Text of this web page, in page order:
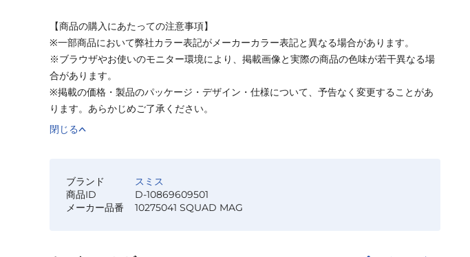
【商品の購入にあたっての注意事項】
※一部商品において弊社カラー表記がメーカーカラー表記と異なる場合があります。
※ブラウザやお使いのモニター環境により、掲載画像と実際の商品の色味が若干異なる場
合があります。
※掲載の価格・製品のパッケージ・デザイン・仕様について、予告なく変更することがあ
ります。あらかじめご了承ください。
閉じる
ブランド
スミス
商品ID
D-10869609501
メーカー品番
10275041 SQUAD MAG